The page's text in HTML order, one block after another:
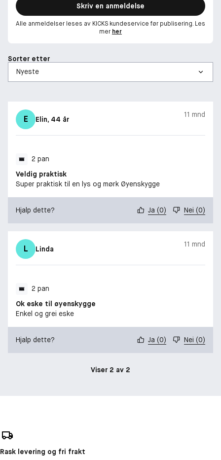
Skriv en anmeldelse
Alle anmeldelser leses av KICKS kundeservice før publisering. Les
mer her
Sorter etter
E Elin, 44 år
11 mnd
2 pan
Veldig praktisk
Super praktisk til en lys og mørk Øyenskygge
Hjalp dette? Ja (0) Nei (0)
L Linda
11 mnd
2 pan
Ok eske til øyenskygge
Enkel og grei eske
Hjalp dette? Ja (0) Nei (0)
Viser 2 av 2
Rask levering og fri frakt